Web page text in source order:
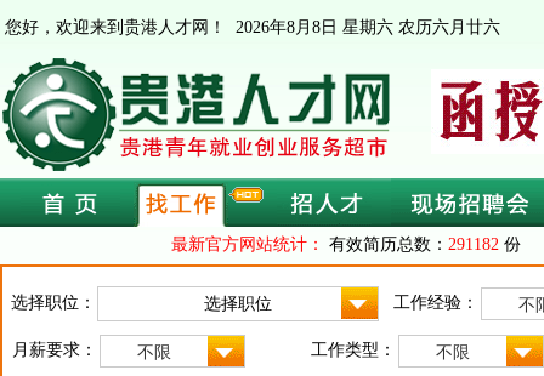
您好，欢迎来到贵港人才网！ 2026年8月8日 星期六 农历六月廿六
最新官方网站统计： 有效简历总数： 291182 份
选择职位： 工作经验： 不
月薪要求： 不限 工作类型： 不限